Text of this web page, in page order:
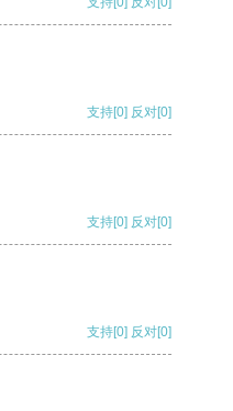
支持[0] 反对[0]
支持[0] 反对[0]
支持[0] 反对[0]